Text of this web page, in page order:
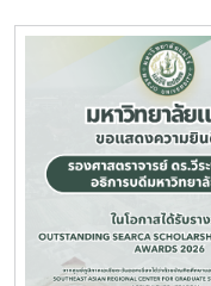
ผู้นำเครือข่ายอุดมศึกษ
AI และนวัตกรรมจาก
Action เพื่อร่วมกำหนด
การขับเคลื่อนมหาวิทยา
นี้มหาวิทยาลัยแม่โจ้ติด
อุดมศึกษาไทย พร้อมแ
มือกับเครือข่ายสถาบั
มหาวิทยาลัยไทยให้ก้า
ยกระดับศักยภาพด้านก
พระบรมราชชนนีพันปีห
พระบรมมหาราชวัง แล
พระเจ้าลูกเธอ เจ้าฟ้า
ราชสาริณีสิริพัชร มหา
พระบรมมหาราชวังกา
มหากรุณาธิคุณล้นเกล้
มหาวิทยาลัย สมาคมศิ
ร่วมแสดงความจงรักภั
มหากรุณาธิคุณอย่างห